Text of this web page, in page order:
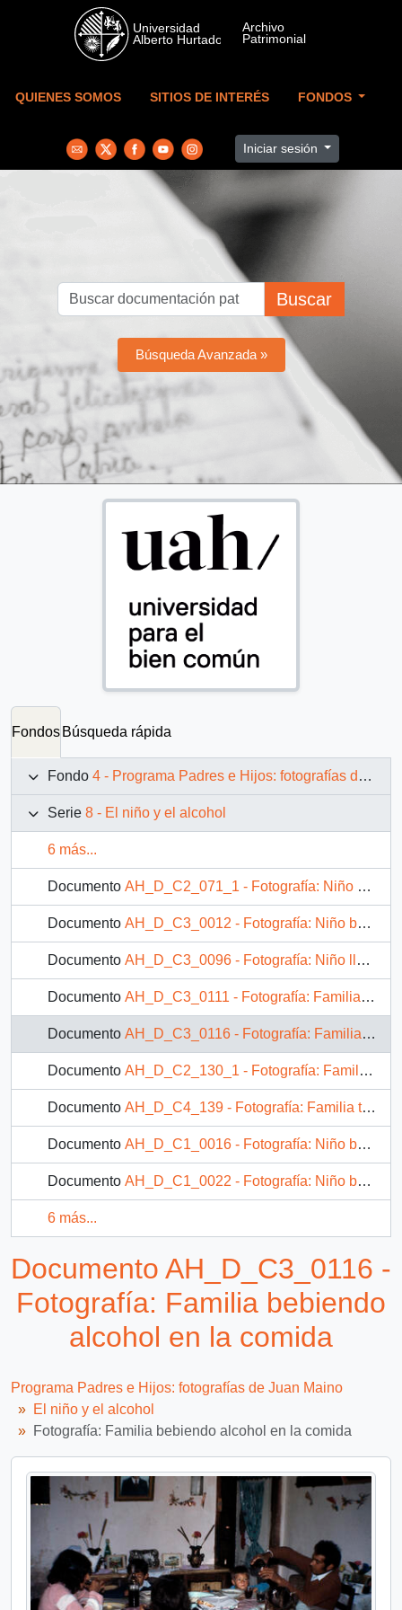
Skip to main content
QUIENES SOMOS SITIOS DE INTERÉS FONDOS
Iniciar sesión
Buscar
Búsqueda Avanzada »
Fondos Búsqueda rápida
Fondo 4 - Programa Padres e Hijos: fotografías de Juan Maino
Serie 8 - El niño y el alcohol
6 más...
Documento AH_D_C2_071_1 - Fotografía: Niño bebiendo vino
Documento AH_D_C3_0012 - Fotografía: Niño bebiendo alcohol
Documento AH_D_C3_0096 - Fotografía: Niño llevando un recipiente con alcohol
Documento AH_D_C3_0111 - Fotografía: Familia tomando alcohol
Documento AH_D_C3_0116 - Fotografía: Familia bebiendo alcohol en la comida
Documento AH_D_C2_130_1 - Fotografía: Familia bebiendo alcohol en la comida
Documento AH_D_C4_139 - Fotografía: Familia tomando alcohol
Documento AH_D_C1_0016 - Fotografía: Niño bebiendo un vaso de vino
Documento AH_D_C1_0022 - Fotografía: Niño bebiendo alcohol
6 más...
Documento AH_D_C3_0116 -
Fotografía: Familia bebiendo
alcohol en la comida
Programa Padres e Hijos: fotografías de Juan Maino
El niño y el alcohol
Fotografía: Familia bebiendo alcohol en la comida